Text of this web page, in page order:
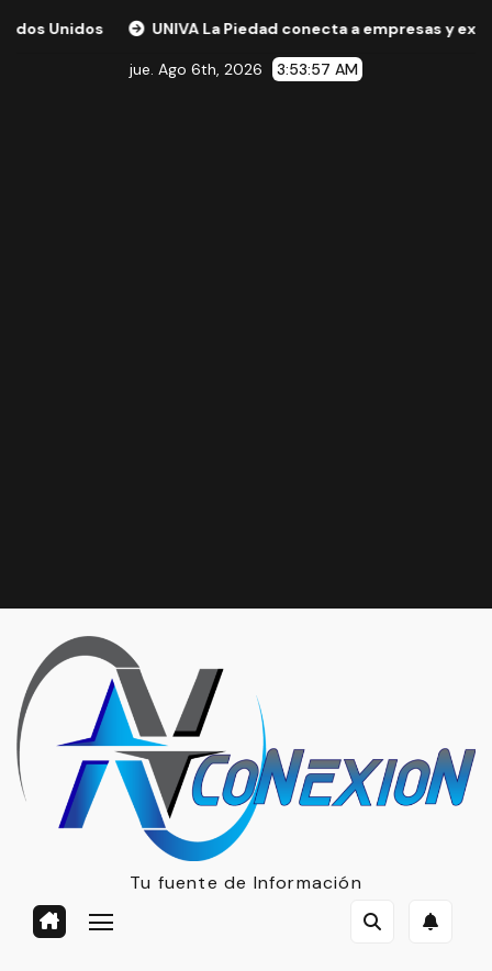
UNIVA La Piedad conecta a empresas y expertos
jue. Ago 6th, 2026 3:53:58 AM
Tu fuente de Información